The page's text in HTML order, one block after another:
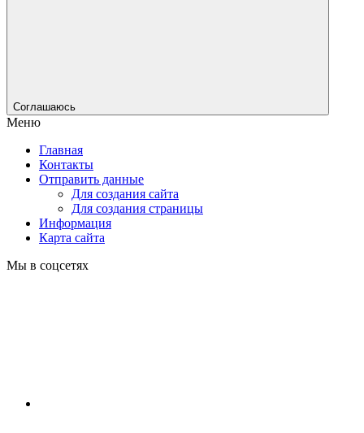
Соглашаюсь
Меню
Главная
Контакты
Отправить данные
Для создания сайта
Для создания страницы
Информация
Карта сайта
Мы в соцсетях